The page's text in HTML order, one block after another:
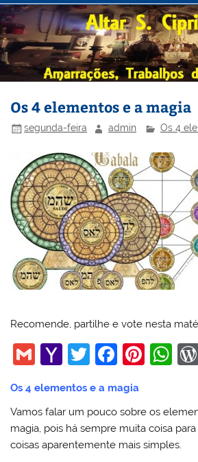
Os 4 elementos e a magia
segunda-feira admin Os 4
Recomende, partilhe e vote nesta
G
ai
l
Y
h
o
o
T
itt
er
F
c
e
b
Pi
e
st
W
s
A
Os 4 elementos e a magia
Vamos falar um pouco sobre os
magia, pois há sempre muita coisa
coisas aparentemente mais simples.